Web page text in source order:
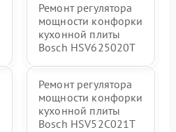
Ремонт регулятора
мощности конфорки
кухонной плиты
Bosch HSV625020T
Ремонт регулятора
мощности конфорки
кухонной плиты
Bosch HSV52C021T